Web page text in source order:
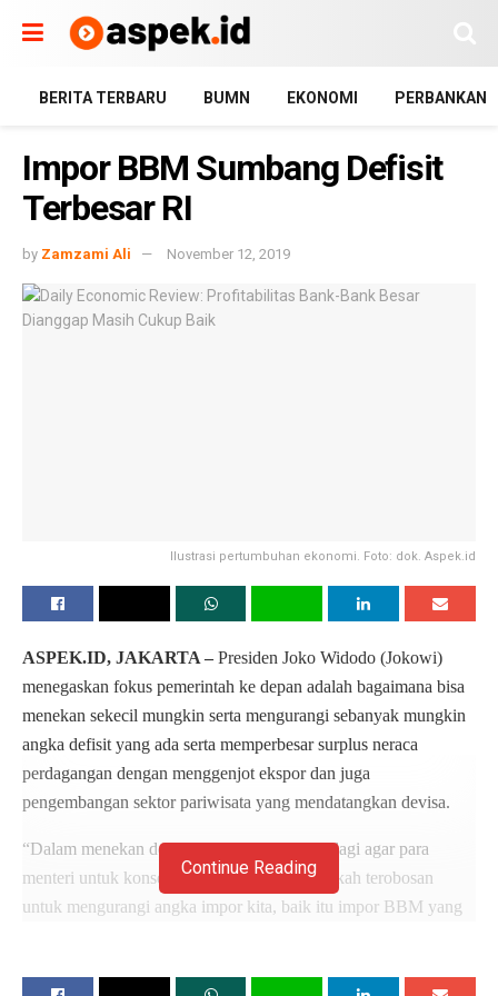
BERITA TERBARU BUMN EKONOMI PERBANKAN
Impor BBM Sumbang Defisit
Terbesar RI
by Zamzami Ali November 12, 2019
Ilustrasi pertumbuhan ekonomi. Foto: dok. Aspek.id
ASPEK.ID, JAKARTA – Presiden Joko Widodo (Jokowi)
menegaskan fokus pemerintah ke depan adalah bagaimana bisa
menekan sekecil mungkin serta mengurangi sebanyak mungkin
angka defisit yang ada serta memperbesar surplus neraca
perdagangan dengan menggenjot ekspor dan juga
pengembangan sektor pariwisata yang mendatangkan devisa.
“Dalam menekan defisit saya mengingatkan lagi agar para
menteri untuk konsentrasi pada langkah-langkah terobosan
untuk mengurangi angka impor kita, baik itu impor BBM yang
Continue Reading